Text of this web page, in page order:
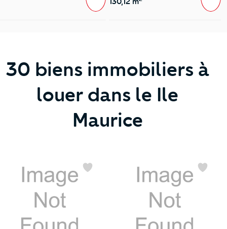
30 biens immobiliers à
louer dans le Ile
Maurice
Favoris Favoris